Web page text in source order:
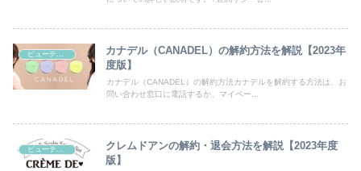
ビューティー/ヘルス/通販
カナデル（CANADEL）の解約方法を解説【2023年
度版】
カナデル（CANADEL）の解約方法カナデルを解約する方法は、お
問い合わせ窓口に電話するか、マイペー...
ビューティー/ヘルス/通販
クレムドアンの解約・退会方法を解説【2023年度
版】